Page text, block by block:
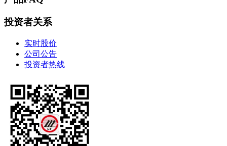
投资者关系
实时股价
公司公告
投资者热线